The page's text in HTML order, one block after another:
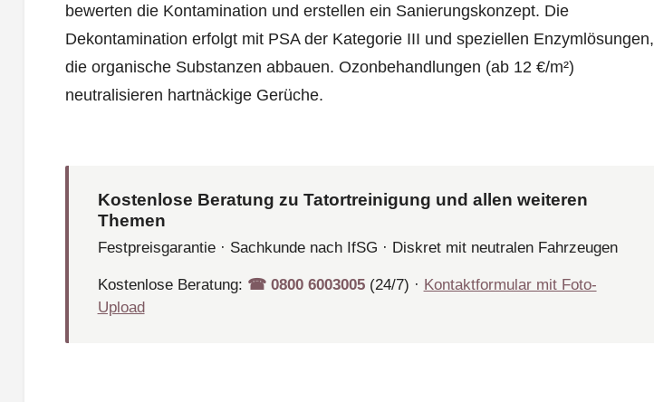
bewerten die Kontamination und erstellen ein Sanierungskonzept. Die
Dekontamination erfolgt mit PSA der Kategorie III und speziellen Enzymlösungen,
die organische Substanzen abbauen. Ozonbehandlungen (ab 12 €/m²)
neutralisieren hartnäckige Gerüche.
Kostenlose Beratung zu Tatortreinigung und allen weiteren
Themen
Festpreisgarantie · Sachkunde nach IfSG · Diskret mit neutralen Fahrzeugen
Kostenlose Beratung: ☎︎ 0800 6003005(24/7) · Kontaktformular mit Foto-
Upload